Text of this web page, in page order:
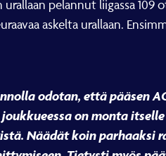
pelannut liigassa
askelta urallaan.
odotan, että pääsen
on monta
Näädät koin